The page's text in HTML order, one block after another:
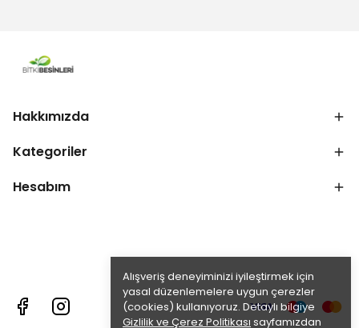
Alışveriş deneyiminizi iyileştirmek için
yasal düzenlemelere uygun çerezler
(cookies) kullanıyoruz. Detaylı bilgiye
Gizlilik ve Çerez Politikası sayfamızdan
Hakkımızda
Kategoriler
Hesabım